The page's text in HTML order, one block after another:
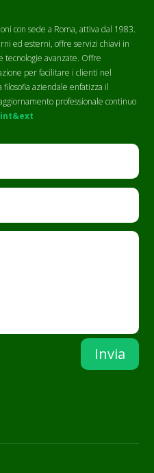
con sede a Roma, attiva dal 1983.
ed esterni, offre servizi chiavi in
tecnologie avanzate. Offre
per facilitare i clienti nel
aziendale enfatizza il
professionale continuo
int&ext
Invia